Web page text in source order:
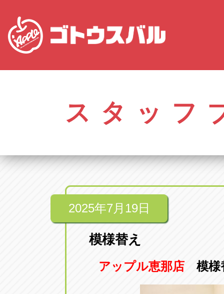
アップル
0561-84-
アップル
アップル
愛知県春日井市柏井町4-43-1
アップル春日井中央店
愛知県瀬戸市美濃池町29-1
アップル一宮22号店
愛知県一宮市朝日3-4-12
アップル春日井店
スタッフ
2025年7月19日
模様替え
アップル恵那店模様